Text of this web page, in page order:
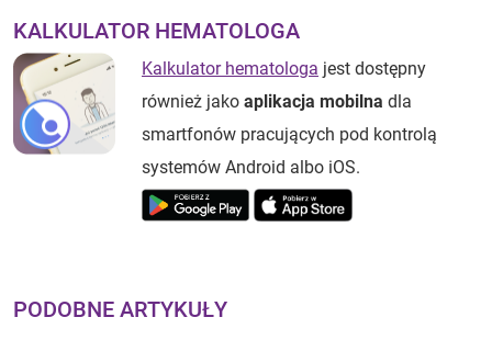
KALKULATOR HEMATOLOGA
Kalkulator hematologa jest dostępny
również jako aplikacja mobilna dla
smartfonów pracujących pod kontrolą
systemów Android albo iOS.
PODOBNE ARTYKUŁY